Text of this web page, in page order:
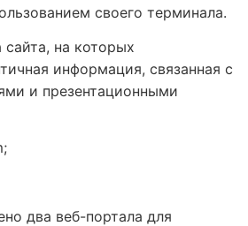
своего терминала.
на которых
информация, связанная с
и презентационными
два веб-портала для